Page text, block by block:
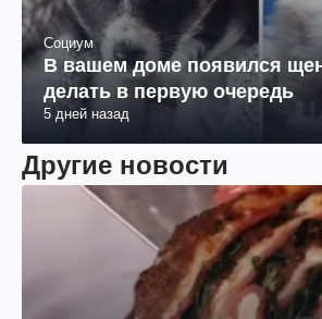
Социум
В вашем доме появился
делать в первую очередь
5 дней назад
Другие новости